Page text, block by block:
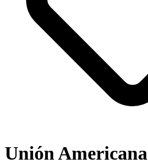
Unión Americana